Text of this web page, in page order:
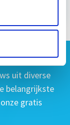
uit diverse
belangrijkste
gratis